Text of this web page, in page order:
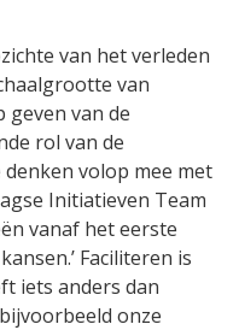
van het verleden
van
geven van de
rol van de
denken volop mee met
Initiatieven Team
vanaf het eerste
Faciliteren is
iets anders dan
onze